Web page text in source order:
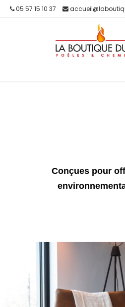
05 57 15 10 37
Conçues pour